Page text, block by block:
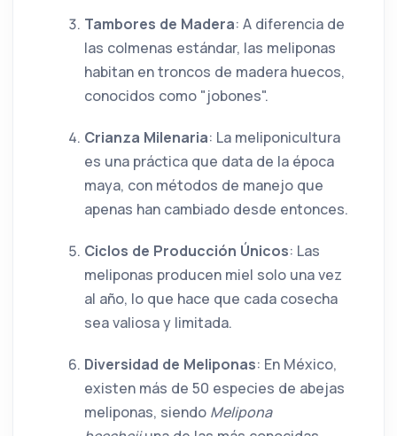
Tambores de Madera: A diferencia de
las colmenas estándar, las meliponas
habitan en troncos de madera huecos,
conocidos como "jobones".
Crianza Milenaria: La meliponicultura
es una práctica que data de la época
maya, con métodos de manejo que
apenas han cambiado desde entonces.
Ciclos de Producción Únicos: Las
meliponas producen miel solo una vez
al año, lo que hace que cada cosecha
sea valiosa y limitada.
Diversidad de Meliponas: En México,
existen más de 50 especies de abejas
meliponas, siendo Melipona